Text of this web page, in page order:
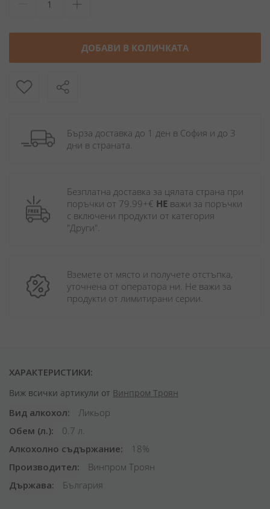
ДОБАВИ В КОЛИЧКАТА
Бърза доставка до 1 ден в София и до 3
дни в страната.
Безплатна доставка за цялата страна при
поръчки от 79.99+€ НЕ важи за поръчки
с включени продукти от категория
"Други".
Вземете от място и получете отстъпка,
уточнена от оператора ни. Не важи за
продукти от лимитирани серии.
ХАРАКТЕРИСТИКИ:
Виж всички артикули от Винпром Троян
Вид алкохол
Ликьор
Обем (л.)
0.7 л.
Алкохолно съдържание
18%
Производител
Винпром Троян
Държава
България